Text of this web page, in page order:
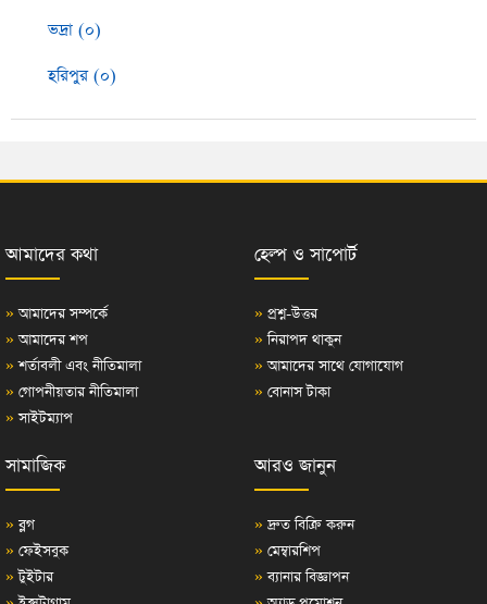
ভদ্রা (০)
হরিপুর (০)
আমাদের কথা
» আমাদের সম্পর্কে
» আমাদের শপ
» শর্তাবলী এবং নীতিমালা
» গোপনীয়তার নীতিমালা
» সাইটম্যাপ
হেল্প ও সাপোর্ট
» প্রশ্ন-উত্তর
» নিরাপদ থাকুন
» আমাদের সাথে যোগাযোগ
» বোনাস টাকা
সামাজিক
» ব্লগ
» ফেইসবুক
» টুইটার
আরও জানুন
» দ্রুত বিক্রি করুন
» মেম্বারশিপ
» ব্যানার বিজ্ঞাপন